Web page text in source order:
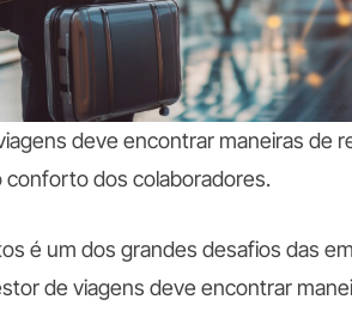
deve encontrar maneiras de
conforto dos colaboradores.
é um dos grandes desafios das
de viagens deve encontrar